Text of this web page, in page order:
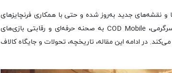
نقشه‌های جدید به‌روز شده و حتی با همکاری فرنچایزهای
سینمایی مانند رامبو و Die Hard جذاب‌تر شده است. علاوه بر سرگرمی، COD Mobile به صحنه حرفه‌ای و رقابتی بازی‌های
در ادامه این مقاله، تاریخچه، تحولات و جایگاه کالاف